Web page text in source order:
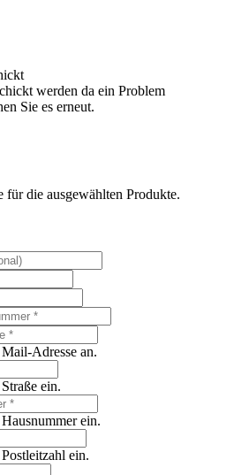
werden da ein Problem
Sie es erneut.
für die ausgewählten Produkte.
Adresse an.
ein.
ein.
ein.